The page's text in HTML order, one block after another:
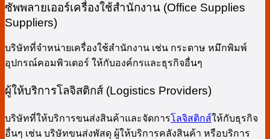
ซัพพลายเออร์เครื่องใช้สำนักงาน (Office Supplies
Suppliers)
บริษัทที่จำหน่ายเครื่องใช้สำนักงาน เช่น กระดาษ หมึกพิมพ์
อุปกรณ์คอมพิวเตอร์ ให้กับองค์กรและธุรกิจอื่นๆ
ผู้ให้บริการโลจิสติกส์ (Logistics Providers)
บริษัทที่ให้บริการขนส่งสินค้าและจัดการโลจิสติกส์ให้กับธุรกิจ
อื่นๆ เช่น บริษัทขนส่งพัสดุ ผู้ให้บริการคลังสินค้า หรือบริการ